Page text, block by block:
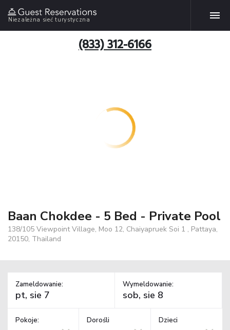
Niezależna sieć turystyczna
(833) 312-6166
Baan Chokdee - 5 Bed - Private Pool
138/105 Viewpoint Village, Moo 12, Chaiyapruek Soi 1 , Pattaya,
20150, Thailand
Zameldowanie: Wymeldowanie:
Pokoje: Dorośli Dzieci